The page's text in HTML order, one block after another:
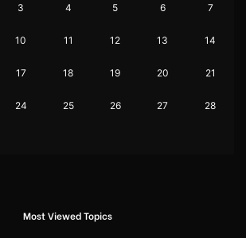
3 4 5 6 7
10 11 12 13 14
17 18 19 20 21
24 25 26 27 28
Most Viewed Topics